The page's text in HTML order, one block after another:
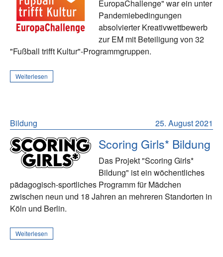
EuropaChallenge" war ein unter
Pandemiebedingungen
absolvierter Kreativwettbewerb
zur EM mit Beteiligung von 32
"Fußball trifft Kultur"-Programmgruppen.
Weiterlesen
25. August 2021
Bildung
Scoring Girls* Bildung
Das Projekt "Scoring Girls*
Bildung" ist ein wöchentliches
pädagogisch-sportliches Programm für Mädchen
zwischen neun und 18 Jahren an mehreren Standorten in
Köln und Berlin.
Weiterlesen